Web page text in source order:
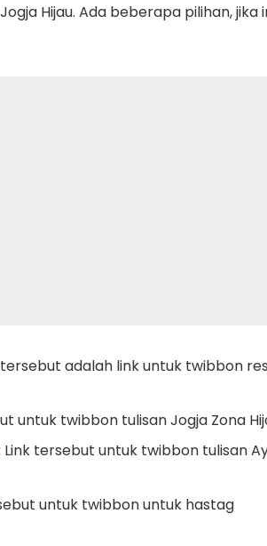
Hijau. Ada beberapa pilihan, jika
tersebut adalah link untuk twibbon
untuk twibbon tulisan Jogja Zona
Link tersebut untuk twibbon tulisan
untuk twibbon untuk hastag